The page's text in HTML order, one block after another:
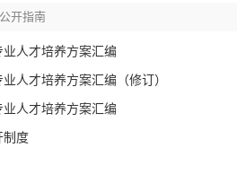
开指南
业人才培养方案汇编
人才培养方案汇编（修订）
业人才培养方案汇编
制度